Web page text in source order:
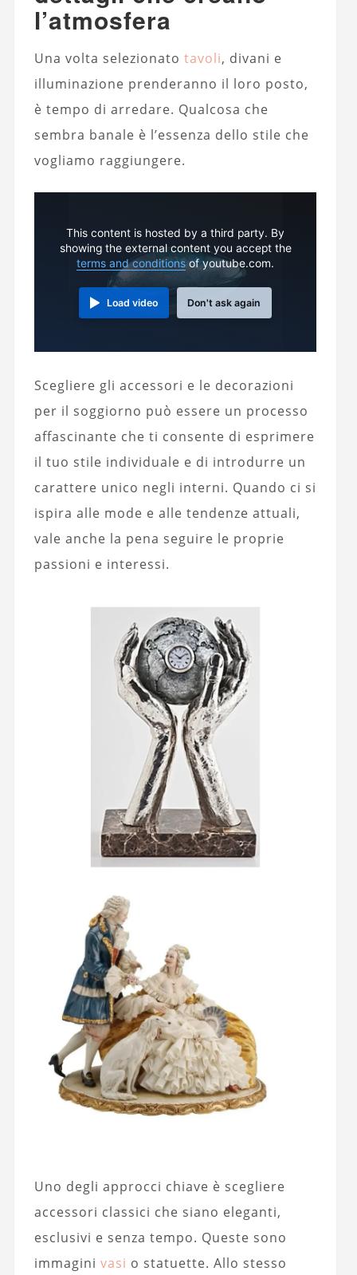
l’atmosfera
Una volta selezionato tavoli, divani e
illuminazione prenderanno il loro posto,
è tempo di arredare. Qualcosa che
sembra banale è l’essenza dello stile che
vogliamo raggiungere.
This content is hosted by a third party. By
showing the external content you accept the
terms and conditionsof youtube.com.
Load video Don't ask again
Scegliere gli accessori e le decorazioni
per il soggiorno può essere un processo
affascinante che ti consente di esprimere
il tuo stile individuale e di introdurre un
carattere unico negli interni. Quando ci si
ispira alle mode e alle tendenze attuali,
vale anche la pena seguire le proprie
passioni e interessi.
Uno degli approcci chiave è scegliere
accessori classici che siano eleganti,
esclusivi e senza tempo. Queste sono
immagini vasi o statuette. Allo stesso